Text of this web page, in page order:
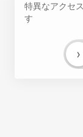
特異なアクセ
す
›